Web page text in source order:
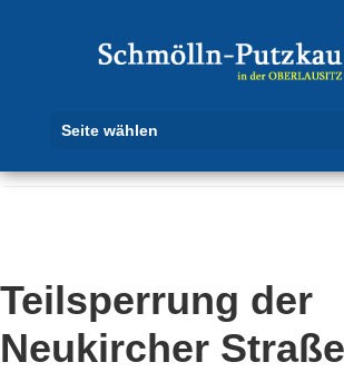
Seite wählen
Teilsperrung der
Neukircher